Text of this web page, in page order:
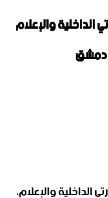
والإعلام
دمشق
الداخلية والإعلام،